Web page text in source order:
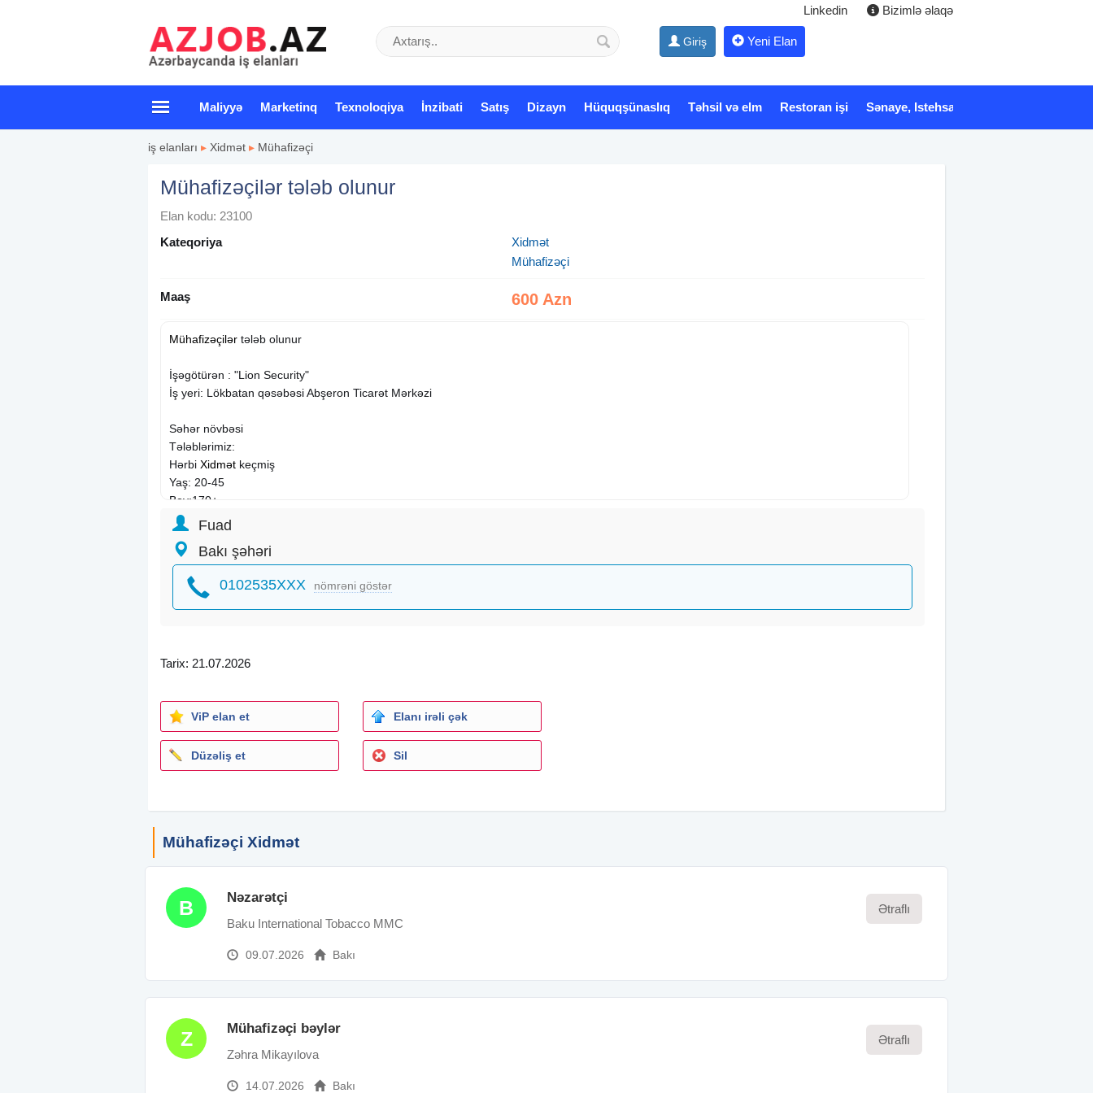
Linkedin Bizimlə əlaqə
Giriş Yeni Elan
Maliyyə Marketinq Texnoloqiya İnzibati Satış Dizayn Hüquqşünaslıq Təhsil və elm Restoran işi Sənaye, Istehsalat
iş elanları ▸ Xidmət ▸ Mühafizəçi
Mühafizəçilər tələb olunur
Elan kodu: 23100
Kateqoriya
Xidmət
Mühafizəçi
Maaş 600 Azn
Mühafizəçilər tələb olunur
İşəgötürən : "Lion Security"
İş yeri: Lökbatan qəsəbəsi Abşeron Ticarət Mərkəzi
Səhər növbəsi
Tələblərimiz:
Hərbi Xidmət keçmiş
Yaş: 20-45
Boy:170+
Səhər növbəsi: 6gün iş 1 gün istirahət
Fuad
Bakı şəhəri
0102535XXX nömrəni göstər
Tarix: 21.07.2026
ViP elan et Elanı irəli çək
Düzəliş et Sil
Mühafizəçi Xidmət
B Nəzarətçi
Baku International Tobacco MMC
09.07.2026 Bakı
Ətraflı
Z Mühafizəçi bəylər
Zəhra Mikayılova
14.07.2026 Bakı
Ətraflı